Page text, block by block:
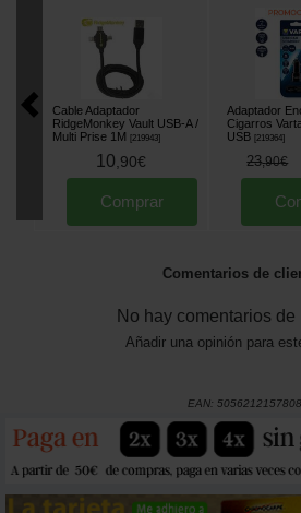
Cable Adaptador
RidgeMonkey Vault USB-A /
Multi Prise 1M
[219943]
10,90€
Comprar
Adaptador
Cigarros
USB [219364]
23,90€
Comentarios de
No hay comentarios de
Añadir una opinión para
EAN: 5056212157808